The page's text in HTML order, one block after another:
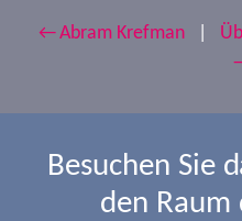
← Abram Krefman
Besuchen Sie
den Raum